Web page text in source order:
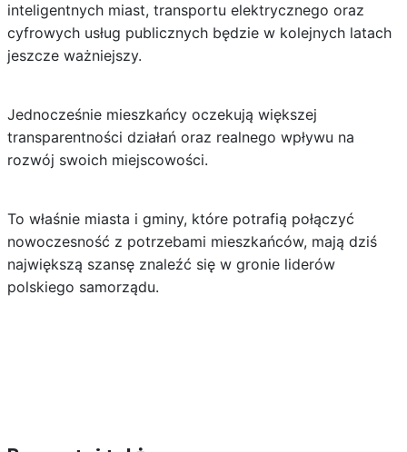
inteligentnych miast, transportu elektrycznego oraz
cyfrowych usług publicznych będzie w kolejnych latach
jeszcze ważniejszy.
Jednocześnie mieszkańcy oczekują większej
transparentności działań oraz realnego wpływu na
rozwój swoich miejscowości.
To właśnie miasta i gminy, które potrafią połączyć
nowoczesność z potrzebami mieszkańców, mają dziś
największą szansę znaleźć się w gronie liderów
polskiego samorządu.